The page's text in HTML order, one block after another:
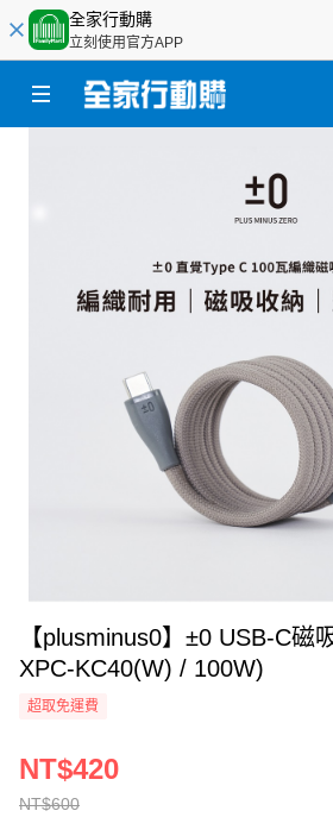
全家行動購
立刻使用官方APP
【plusminus0】±0 USB-C磁
XPC-KC40(W) / 100W)
超取免運費
NT$600
NT$420